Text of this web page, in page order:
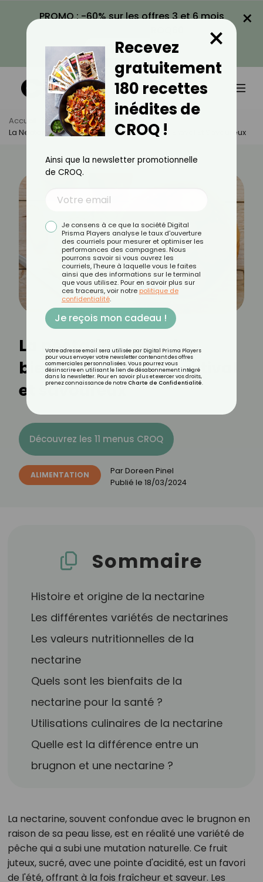
PROMO : -60% sur les offres 3 et 6 mois
VOIR LA PROMO
×
Accueil Actus
Alimentation
La Nectarine : Tous Les Bienfaits De Ce Fruit Estival Et Savoureux
La nectarine : tous les
bienfaits de ce fruit estival
et savoureux
Découvrez les 11 menus CROQ
ALIMENTATION ParDoreen Pinel
Publié le 18/03/2024
Sommaire
Histoire et origine de la nectarine
Les différentes variétés de nectarines
Les valeurs nutritionnelles de la
nectarine
Quels sont les bienfaits de la
nectarine pour la santé ?
Utilisations culinaires de la nectarine
Quelle est la différence entre un
brugnon et une nectarine ?
La nectarine, souvent confondue avec le brugnon en
raison de sa peau lisse, est en réalité une variété de
pêche qui a subi une mutation naturelle. Ce fruit
juteux, sucré, avec une pointe d'acidité, est un favori
de l'été, offrant à la fois fraîcheur et saveur. Les
Recevez
gratuitement
180 recettes
inédites de
CROQ !
×
Ainsi que la newsletter promotionnelle
de CROQ.
Je consens à ce que la société Digital
Prisma Players analyse le taux d'ouverture
des courriels pour mesurer et optimiser les
performances des campagnes. Nous
pourrons savoir si vous ouvrez les
courriels, l'heure à laquelle vous le faites
ainsi que des informations sur le terminal
que vous utilisez. Pour en savoir plus sur
ces traceurs, voir notre politique de
confidentialité.
Je reçois mon cadeau !
Votre adresse email sera utilisée par Digital Prisma Players
pour vous envoyer votre newsletter contenant des offres
commerciales personnalisées. Vous pourrez vous
désinscrire en utilisant le lien de désabonnement intégré
dans la newsletter. Pour en savoir plus et exercer vos droits,
prenez connaissance de notre Charte de Confidentialité.